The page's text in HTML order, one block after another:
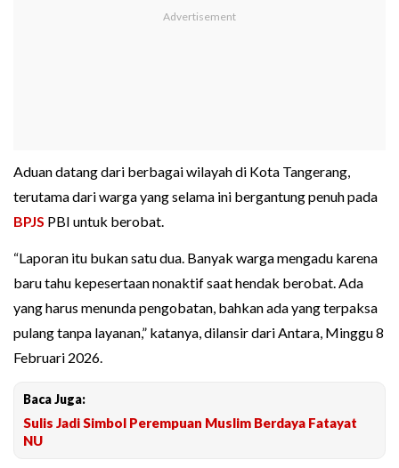
Aduan datang dari berbagai wilayah di Kota Tangerang,
terutama dari warga yang selama ini bergantung penuh pada
BPJS PBI untuk berobat.
“Laporan itu bukan satu dua. Banyak warga mengadu karena
baru tahu kepesertaan nonaktif saat hendak berobat. Ada
yang harus menunda pengobatan, bahkan ada yang terpaksa
pulang tanpa layanan,” katanya, dilansir dari Antara, Minggu 8
Februari 2026.
Baca Juga:
Sulis Jadi Simbol Perempuan Muslim Berdaya Fatayat
NU